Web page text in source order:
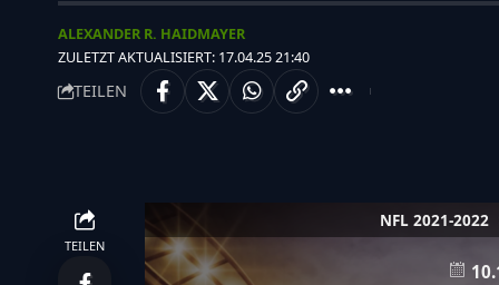
ZULETZT AKTUALISIERT: 17.04.25 21:40
ALEXANDER R. HAIDMAYER
TEILEN
TEILEN
NFL 2021-2022